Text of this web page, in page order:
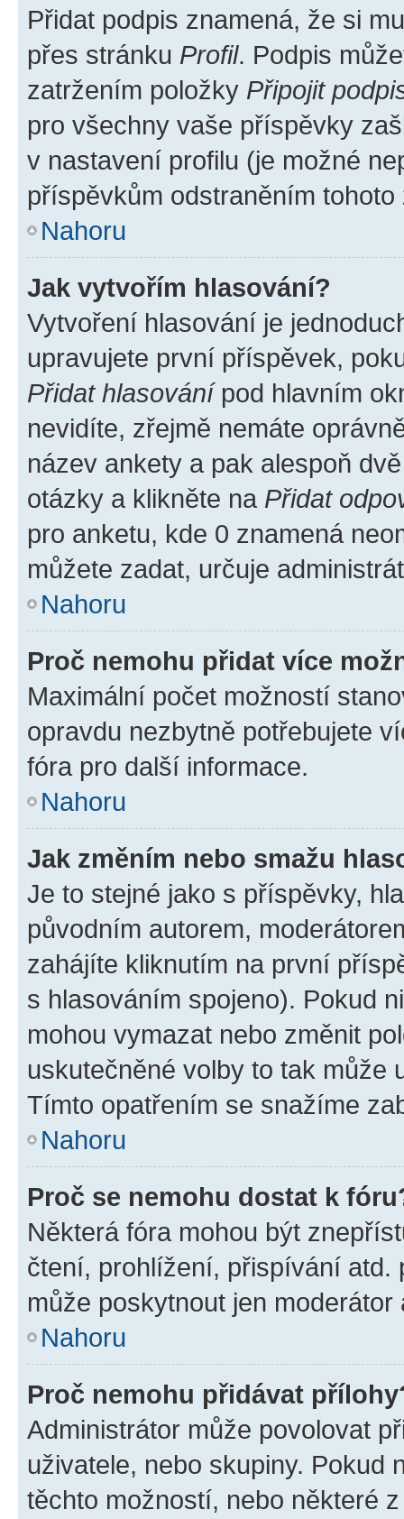
Přidat podpis znamená, že si
přes stránku Profil. Podpis
zatržením položky Připojit
pro všechny vaše příspěvky
v nastavení profilu (je možné
příspěvkům odstraněním
Nahoru
Jak vytvořím hlasování?
Vytvoření hlasování je
upravujete první příspěvek,
Přidat hlasovánípod hlavním
nevidíte, zřejmě nemáte
název ankety a pak alespoň
otázky a klikněte na Přidat
pro anketu, kde 0 znamená
můžete zadat, určuje
Nahoru
Proč nemohu přidat více
Maximální počet možností
opravdu nezbytně potřebujete
fóra pro další informace.
Nahoru
Jak změním nebo smažu
Je to stejné jako s příspěvky,
původním autorem,
zahájíte kliknutím na první
s hlasováním spojeno). Pokud
mohou vymazat nebo změnit
uskutečněné volby to tak může
Tímto opatřením se snažíme
Nahoru
Proč se nemohu dostat k
Některá fóra mohou být
čtení, prohlížení, přispívání atd.
může poskytnout jen
Nahoru
Proč nemohu přidávat
Administrátor může povolovat
uživatele, nebo skupiny. Pokud
těchto možností, nebo některé